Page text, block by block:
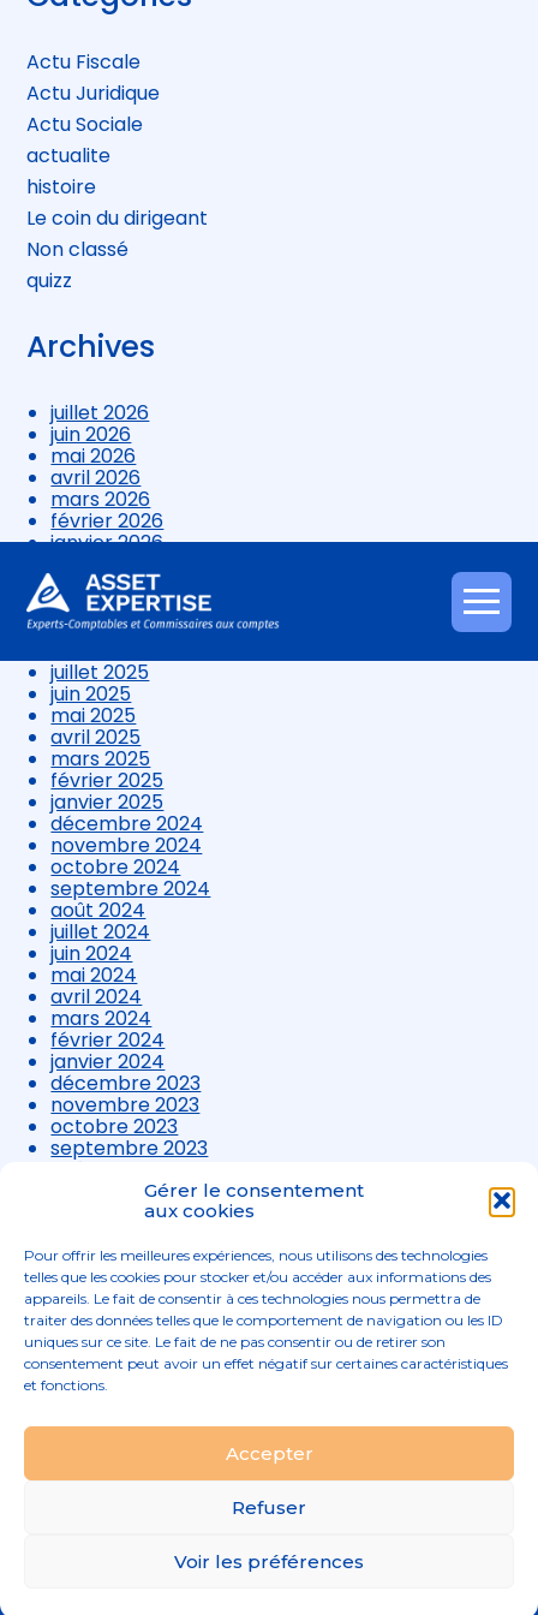
Gérer le consentement
aux cookies
Pour offrir les meilleures expériences, nous utilisons des technologies
telles que les cookies pour stocker et/ou accéder aux informations des
appareils. Le fait de consentir à ces technologies nous permettra de
traiter des données telles que le comportement de navigation ou les ID
uniques sur ce site. Le fait de ne pas consentir ou de retirer son
consentement peut avoir un effet négatif sur certaines caractéristiques
et fonctions.
Accepter
Refuser
Voir les préférences
Aller
au
sidebar
Actu Fiscale
Actu Juridique
Actu Sociale
actualite
histoire
Le coin du dirigeant
Non classé
quizz
Archives
juillet 2026
juin 2026
mai 2026
avril 2026
mars 2026
février 2026
janvier 2026
novembre 2025
octobre 2025
septembre 2025
juillet 2025
juin 2025
mai 2025
avril 2025
mars 2025
février 2025
janvier 2025
décembre 2024
novembre 2024
octobre 2024
septembre 2024
août 2024
juillet 2024
juin 2024
mai 2024
avril 2024
mars 2024
février 2024
janvier 2024
décembre 2023
novembre 2023
octobre 2023
septembre 2023
août 2023
juillet 2023
avril 2023
mars 2023
Principale
02 96 52 68 68
MENTIONS LÉGALES
PLAN DU SITE